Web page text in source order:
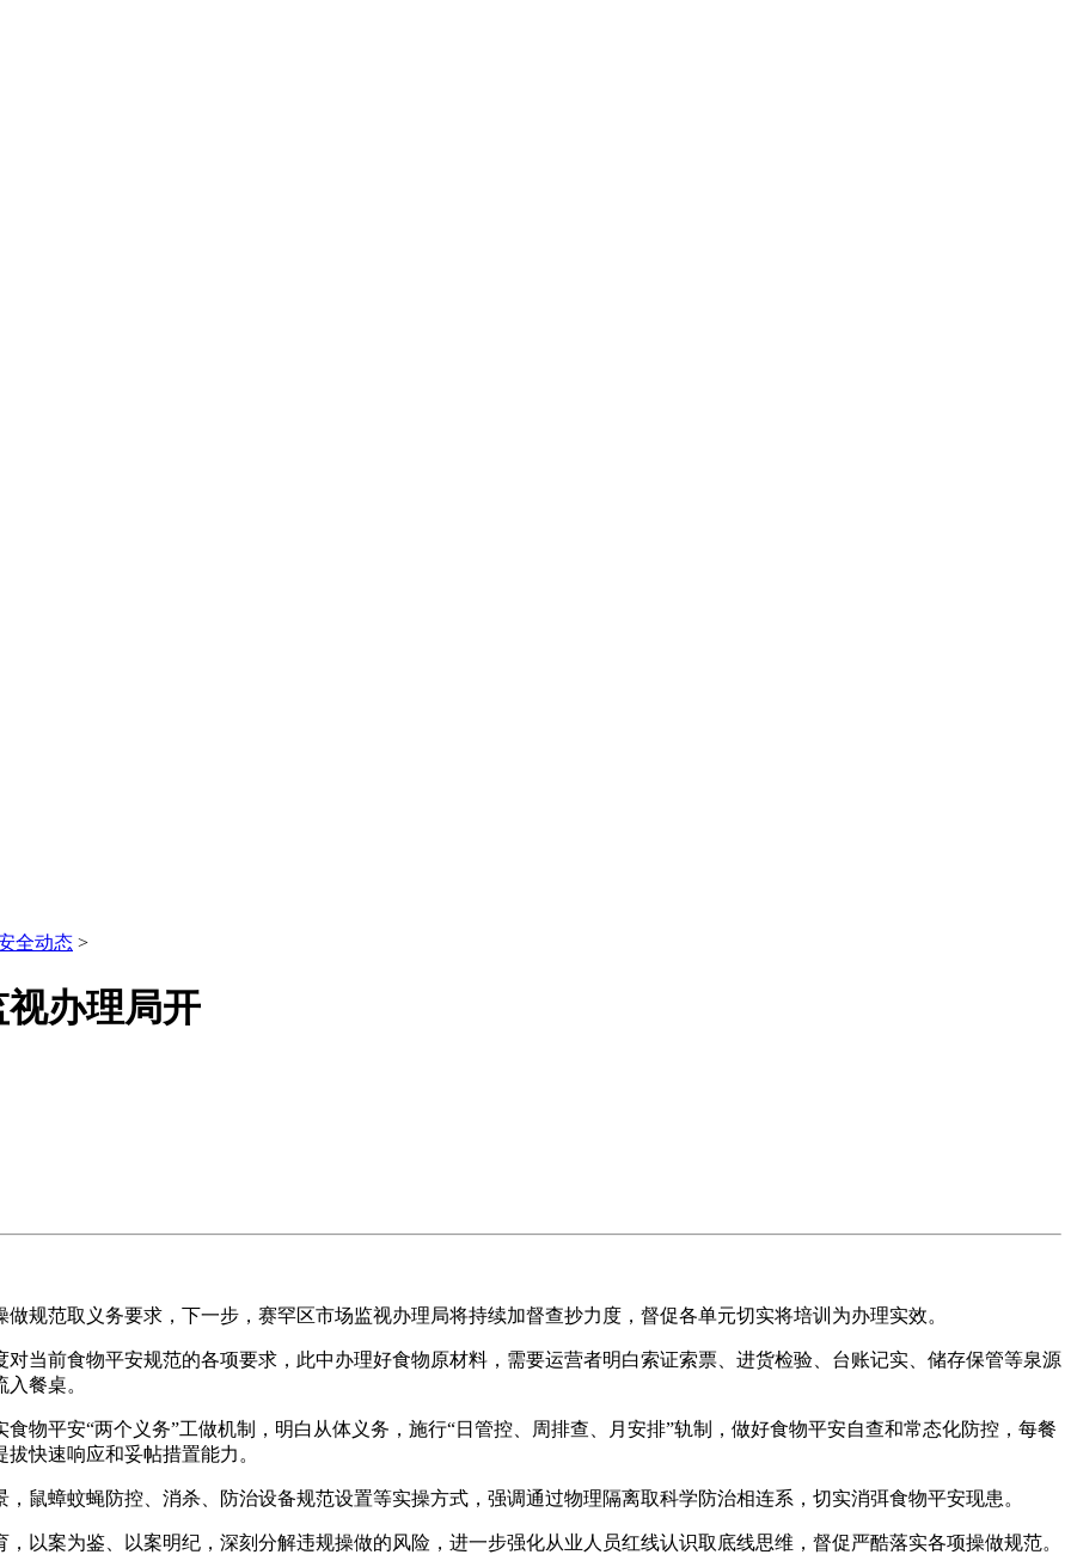
全动态 >
办理局开
范取义务要求，下一步，赛罕区市场监视办理局将持续加督查抄力度，督促各单元切实将培训为办理实效。
前食物平安规范的各项要求，此中办理好食物原材料，需要运营者明白索证索票、进货检验、台账记实、储存保管等泉源
餐桌。
平安“两个义务”工做机制，明白从体义务，施行“日管控、周排查、月安排”轨制，做好食物平安自查和常态化防控，每餐
快速响应和妥帖措置能力。
蟑蚊蝇防控、消杀、防治设备规范设置等实操方式，强调通过物理隔离取科学防治相连系，切实消弭食物平安现患。
案为鉴、以案明纪，深刻分解违规操做的风险，进一步强化从业人员红线认识取底线思维，督促严酷落实各项操做规范。